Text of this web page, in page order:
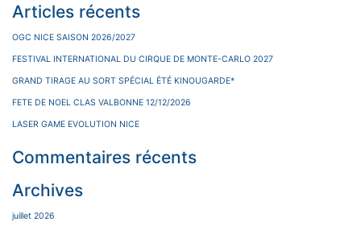
Articles récents
OGC NICE SAISON 2026/2027
FESTIVAL INTERNATIONAL DU CIRQUE DE MONTE-CARLO 2027
GRAND TIRAGE AU SORT SPÉCIAL ÉTÉ KINOUGARDE*
FETE DE NOEL CLAS VALBONNE 12/12/2026
LASER GAME EVOLUTION NICE
Commentaires récents
Archives
juillet 2026